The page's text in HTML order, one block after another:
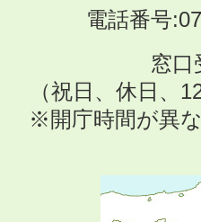
電話番号
窓口
（祝日、休日、
※開庁時間が異